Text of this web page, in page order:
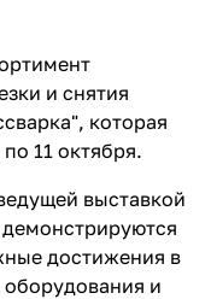
и снятия
которая
11 октября.
выставкой
достижения в
и